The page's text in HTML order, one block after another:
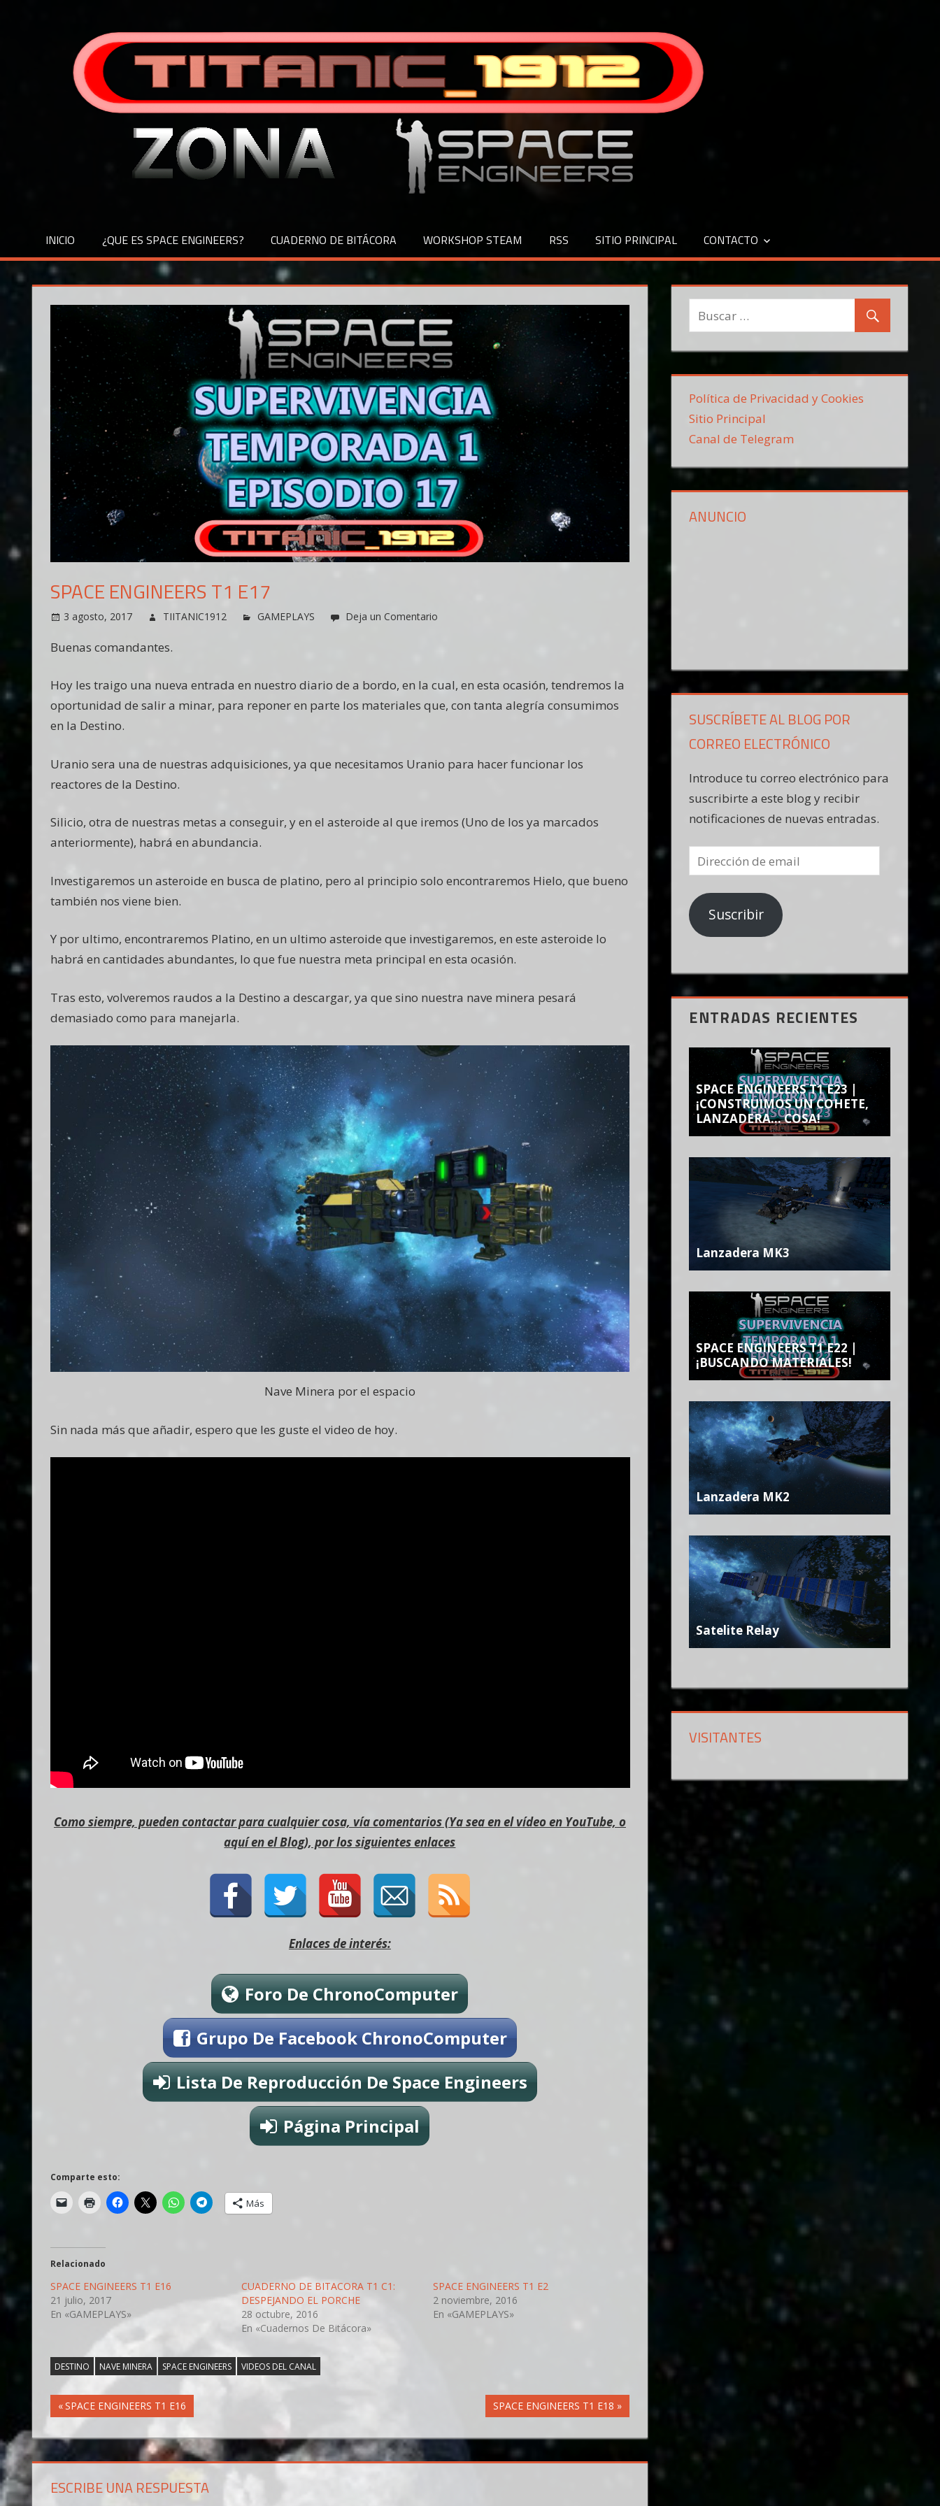
INICIO ¿QUE ES SPACE ENGINEERS? CUADERNO DE BITÁCORA WORKSHOP STEAM RSS SITIO PRINCIPAL CONTACTO
SPACE ENGINEERS T1 E17
3 agosto, 2017 TIITANIC1912 GAMEPLAYS Deja un Comentario
Buenas comandantes.
Hoy les traigo una nueva entrada en nuestro diario de a bordo, en la cual, en esta ocasión, tendremos la
oportunidad de salir a minar, para reponer en parte los materiales que, con tanta alegría consumimos
en la Destino.
Uranio sera una de nuestras adquisiciones, ya que necesitamos Uranio para hacer funcionar los
reactores de la Destino.
Silicio, otra de nuestras metas a conseguir, y en el asteroide al que iremos (Uno de los ya marcados
anteriormente), habrá en abundancia.
Investigaremos un asteroide en busca de platino, pero al principio solo encontraremos Hielo, que bueno
también nos viene bien.
Y por ultimo, encontraremos Platino, en un ultimo asteroide que investigaremos, en este asteroide lo
habrá en cantidades abundantes, lo que fue nuestra meta principal en esta ocasión.
Tras esto, volveremos raudos a la Destino a descargar, ya que sino nuestra nave minera pesará
demasiado como para manejarla.
Nave Minera por el espacio
Sin nada más que añadir, espero que les guste el video de hoy.
Como siempre, pueden contactar para cualquier cosa, vía comentarios (Ya sea en el vídeo en YouTube, o
aquí en el Blog), por los siguientes enlaces
Enlaces de interés:
Foro De ChronoComputer
Grupo De Facebook ChronoComputer
Lista De Reproducción De Space Engineers
Página Principal
Comparte esto:
Más
Relacionado
SPACE ENGINEERS T1 E16
21 julio, 2017
En «GAMEPLAYS»
CUADERNO DE BITACORA T1 C1:
DESPEJANDO EL PORCHE
28 octubre, 2016
En «Cuadernos De Bitácora»
SPACE ENGINEERS T1 E2
2 noviembre, 2016
En «GAMEPLAYS»
DESTINO NAVE MINERA SPACE ENGINEERS VIDEOS DEL CANAL
Navegación
de
entradas
Entrada
anterior:
SPACE ENGINEERS T1 E16
Siguiente
entrada:
SPACE ENGINEERS T1 E18
ESCRIBE UNA RESPUESTA
Política de Privacidad y Cookies
Sitio Principal
Canal de Telegram
ANUNCIO
SUSCRÍBETE AL BLOG POR
CORREO ELECTRÓNICO
Introduce tu correo electrónico para
suscribirte a este blog y recibir
notificaciones de nuevas entradas.
Dirección
de
email
Suscribir
ENTRADAS RECIENTES
SPACE ENGINEERS T1 E23 |
¡CONSTRUIMOS UN COHETE,
LANZADERA… COSA!
Lanzadera MK3
SPACE ENGINEERS T1 E22 |
¡BUSCANDO MATERIALES!
Lanzadera MK2
Satelite Relay
VISITANTES